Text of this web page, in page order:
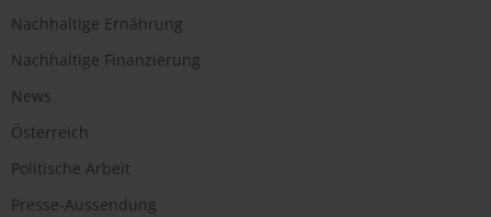
Nachhaltige Ernährung
Nachhaltige Finanzierung
News
Österreich
Politische Arbeit
Presse-Aussendung